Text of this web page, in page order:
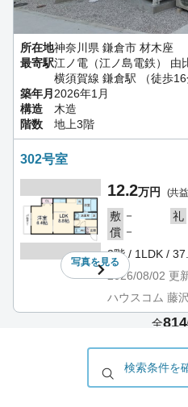
所在地神奈川県 鎌倉市 材木座
最寄駅江ノ電（江ノ島電鉄） 由
横須賀線 鎌倉駅 （徒歩16
築年月 2026年1月
構造
木造
階数
地上3階
302号室
写真を見る
12.2万円 (共
敷 － 礼
償 －
3階 / 1LDK /
2026/08/02 更
ハウスコム 藤
全814
（建物150件中1
最初 前
検索条件を